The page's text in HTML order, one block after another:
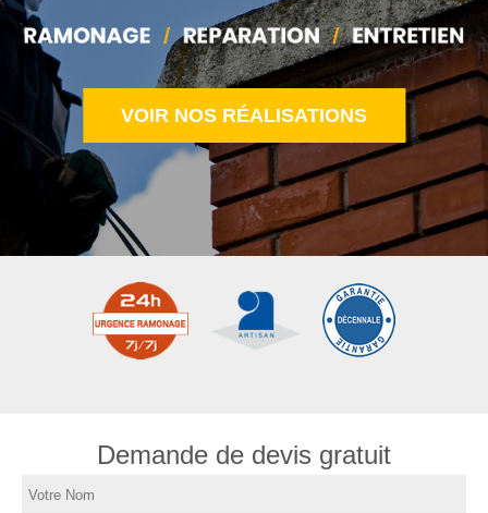
VOIR NOS RÉALISATIONS
Demande de devis gratuit